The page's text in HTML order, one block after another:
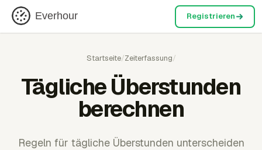
Everhour Registrieren
Startseite/Zeiterfassung/
Tägliche Überstunden
berechnen
Regeln für tägliche Überstunden unterscheiden